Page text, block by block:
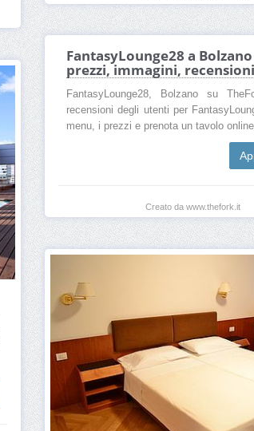
FantasyLounge28 a
prezzi, immagini,
FantasyLounge28, Bolzano su
recensioni degli utenti per
menu, i prezzi e prenota un tavolo
Creato da www.thefork.it